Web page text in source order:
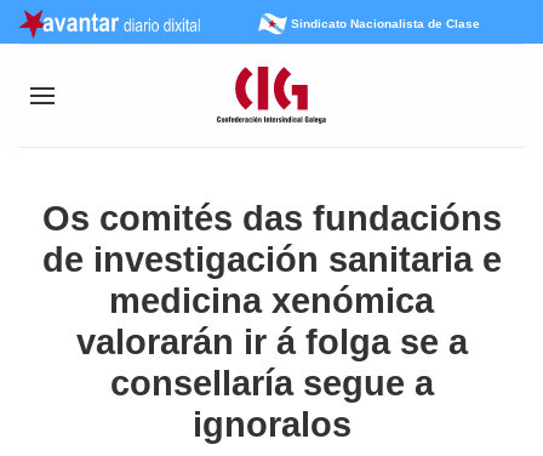
Sindicato Nacionalista de Clase
Os comités das fundacións
de investigación sanitaria e
medicina xenómica
valorarán ir á folga se a
consellaría segue a
ignoralos